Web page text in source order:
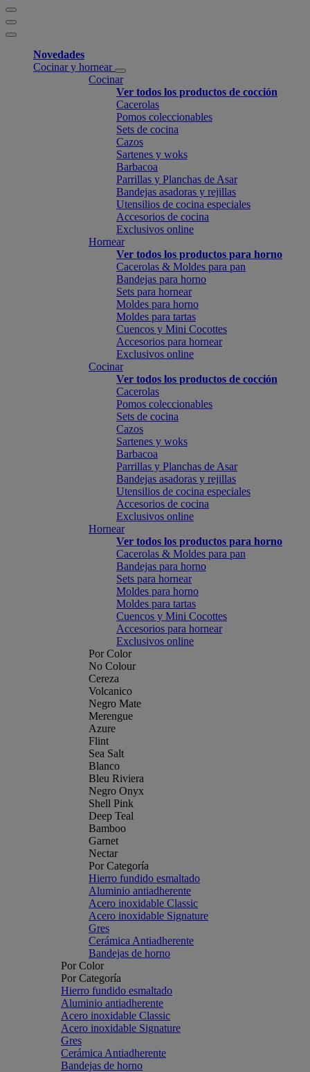
Novedades
Cocinar y hornear
Cocinar
Ver todos los productos de cocción
Cacerolas
Pomos coleccionables
Sets de cocina
Cazos
Sartenes y woks
Barbacoa
Parrillas y Planchas de Asar
Bandejas asadoras y rejillas
Utensilios de cocina especiales
Accesorios de cocina
Exclusivos online
Hornear
Ver todos los productos para horno
Cacerolas & Moldes para pan
Bandejas para horno
Sets para hornear
Moldes para horno
Moldes para tartas
Cuencos y Mini Cocottes
Accesorios para hornear
Exclusivos online
Cocinar
Ver todos los productos de cocción
Cacerolas
Pomos coleccionables
Sets de cocina
Cazos
Sartenes y woks
Barbacoa
Parrillas y Planchas de Asar
Bandejas asadoras y rejillas
Utensilios de cocina especiales
Accesorios de cocina
Exclusivos online
Hornear
Ver todos los productos para horno
Cacerolas & Moldes para pan
Bandejas para horno
Sets para hornear
Moldes para horno
Moldes para tartas
Cuencos y Mini Cocottes
Accesorios para hornear
Exclusivos online
Por Color
No Colour
Cereza
Volcanico
Negro Mate
Merengue
Azure
Flint
Sea Salt
Blanco
Bleu Riviera
Negro Onyx
Shell Pink
Deep Teal
Bamboo
Garnet
Nectar
Por Categoría
Hierro fundido esmaltado
Aluminio antiadherente
Acero inoxidable Classic
Acero inoxidable Signature
Gres
Cerámica Antiadherente
Bandejas de horno
Por Color
Por Categoría
Hierro fundido esmaltado
Aluminio antiadherente
Acero inoxidable Classic
Acero inoxidable Signature
Gres
Cerámica Antiadherente
Bandejas de horno